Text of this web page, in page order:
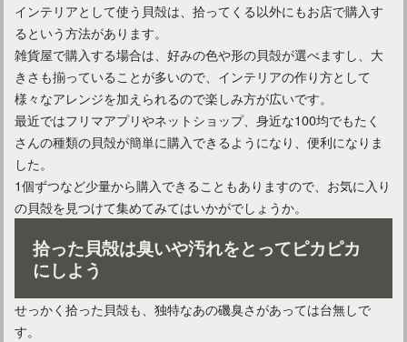
素朴でお洒落！アメリカンカントリーのインテリアがおすすめ
カントリーなお部屋を100均アイテムで仕上げるアイデア
インテリアとして使う貝殻は、拾ってくる以外にもお店で購入す
るという方法があります。
雑貨屋で購入する場合は、好みの色や形の貝殻が選べますし、大
きさも揃っていることが多いので、インテリアの作り方として
様々なアレンジを加えられるので楽しみ方が広いです。
最近ではフリマアプリやネットショップ、身近な100均でもたく
さんの種類の貝殻が簡単に購入できるようになり、便利になりま
した。
1個ずつなど少量から購入できることもありますので、お気に入り
の貝殻を見つけて集めてみてはいかがでしょうか。
拾った貝殻は臭いや汚れをとってピカピカ
にしよう
せっかく拾った貝殻も、独特なあの磯臭さがあっては台無しで
す。